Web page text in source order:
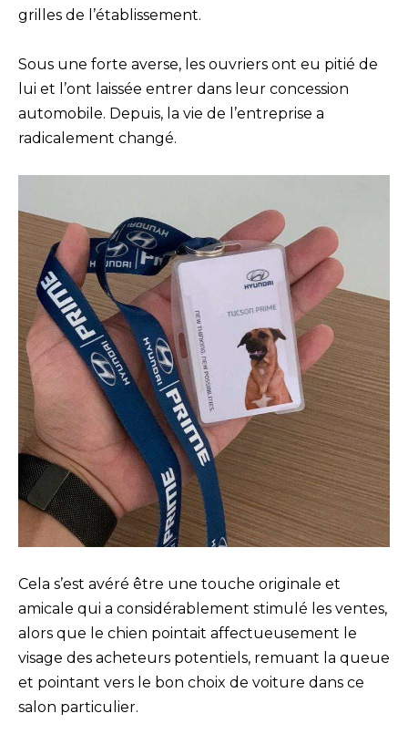
grilles de l’établissement.
Sous une forte averse, les ouvriers ont eu pitié de
lui et l’ont laissée entrer dans leur concession
automobile. Depuis, la vie de l’entreprise a
radicalement changé.
Cela s’est avéré être une touche originale et
amicale qui a considérablement stimulé les ventes,
alors que le chien pointait affectueusement le
visage des acheteurs potentiels, remuant la queue
et pointant vers le bon choix de voiture dans ce
salon particulier.